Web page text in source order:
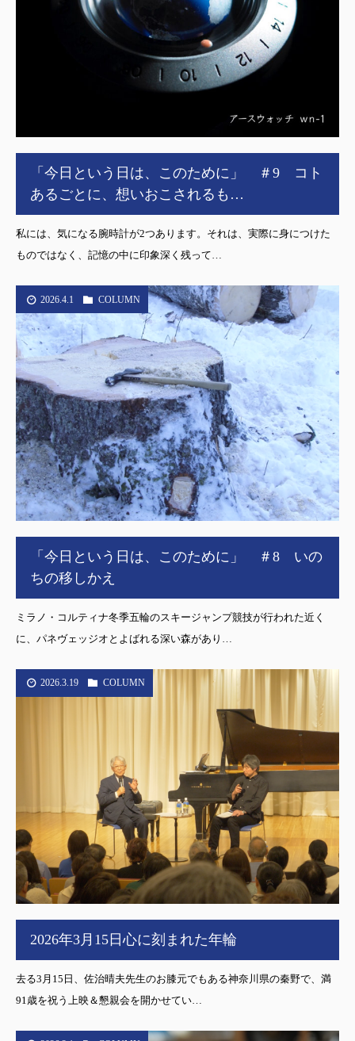
「今日という日は、このために」 ＃9 コト
あるごとに、想いおこされるも…
私には、気になる腕時計が2つあります。それは、実際に身につけた
ものではなく、記憶の中に印象深く残って…
2026.4.1 COLUMN
「今日という日は、このために」 ＃8 いの
ちの移しかえ
ミラノ・コルティナ冬季五輪のスキージャンプ競技が行われた近く
に、パネヴェッジオとよばれる深い森があり…
2026.3.19 COLUMN
2026年3月15日心に刻まれた年輪
去る3月15日、佐治晴夫先生のお膝元でもある神奈川県の秦野で、満
91歳を祝う上映＆懇親会を開かせてい…